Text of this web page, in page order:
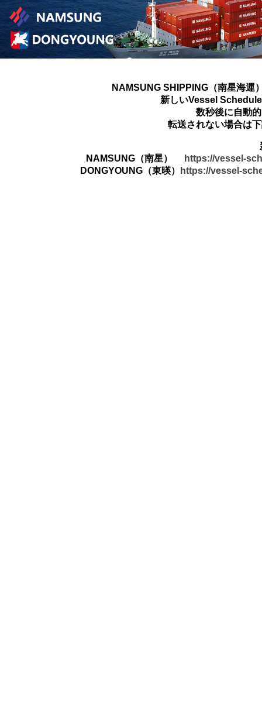
NAMSUNG SHIPPING（南星海運
新しいVessel
数秒後に自動
転送されない場合は
NAMSUNG（南星）
https://vessel-
DONGYOUNG（東暎）
https://vessel-